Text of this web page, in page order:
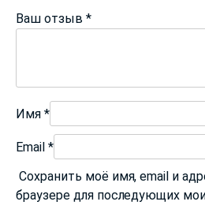
Ваш отзыв *
Имя *
Email *
Сохранить моё имя, email и
браузере для последующих